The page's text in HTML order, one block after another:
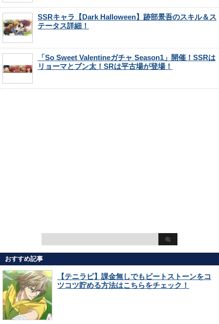
SSRキャラ【Dark Halloween】跡部景吾のスキル＆ス
テータス詳細！
「So Sweet Valentineガチャ Season1」開催！SSRは
リョーマとブン太！SRは平古場が登場！
おすすめ記事
【テニラビ】課金無しでもビートストーンをコ
ツコツ貯める方法はこちらをチェック！